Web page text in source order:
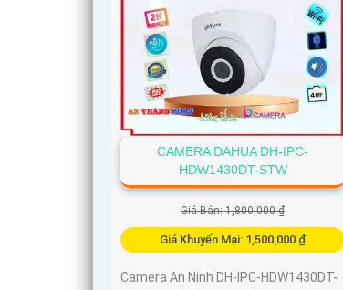
CAMERA DAHUA DH-IPC-
HDW1430DT-STW
Giá Bán: 1,800,000 ₫
Giá Khuyến Mại: 1,500,000 ₫
Camera An Ninh DH-IPC-HDW1430DT-